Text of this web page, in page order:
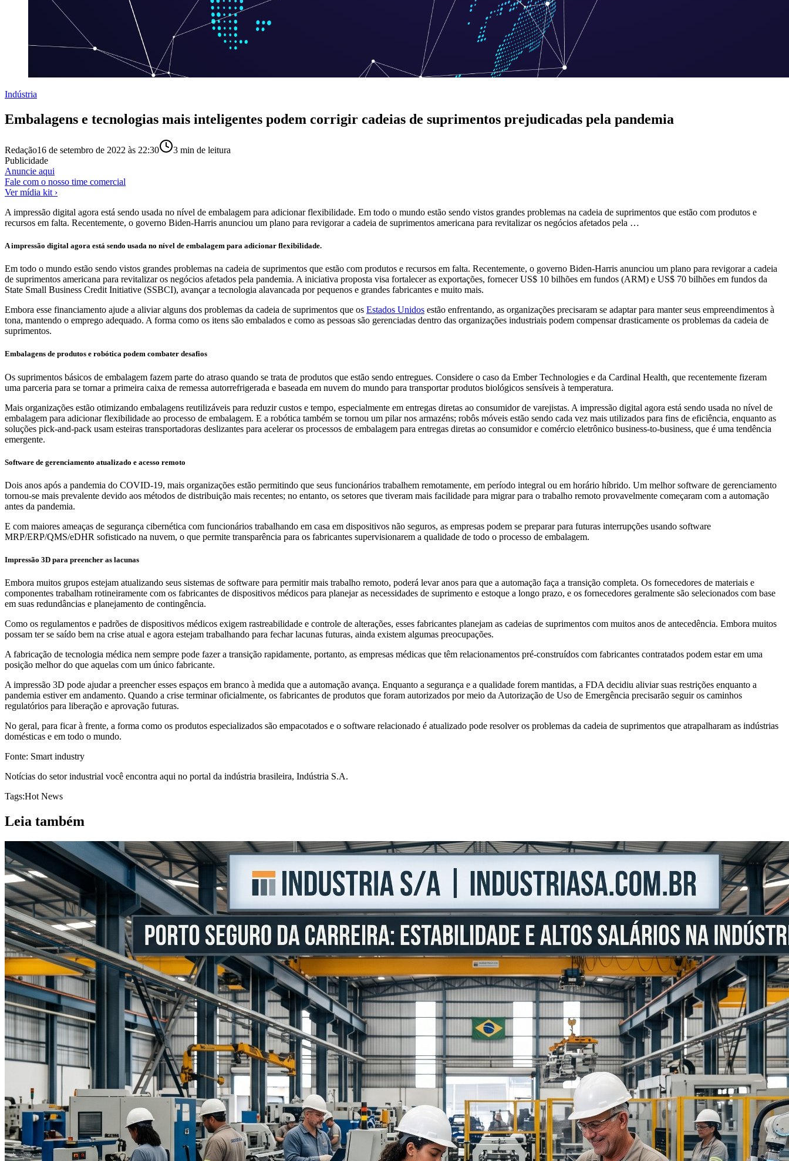
Indústria
Embalagens e tecnologias mais inteligentes podem corrigir cadeias de suprimentos prejudicadas pela pandemia
Redação16 de setembro de 2022 às 22:30 3 min de leitura
Publicidade
Anuncie aqui
Fale com o nosso time comercial
Ver mídia kit ›
A impressão digital agora está sendo usada no nível de embalagem para adicionar flexibilidade. Em todo o mundo estão sendo vistos grandes problemas na cadeia de suprimentos que estão com produtos e
recursos em falta. Recentemente, o governo Biden-Harris anunciou um plano para revigorar a cadeia de suprimentos americana para revitalizar os negócios afetados pela …
A impressão digital agora está sendo usada no nível de embalagem para adicionar flexibilidade.
Em todo o mundo estão sendo vistos grandes problemas na cadeia de suprimentos que estão com produtos e recursos em falta. Recentemente, o governo Biden-Harris anunciou um plano para revigorar a cadeia
de suprimentos americana para revitalizar os negócios afetados pela pandemia. A iniciativa proposta visa fortalecer as exportações, fornecer US$ 10 bilhões em fundos (ARM) e US$ 70 bilhões em fundos da
State Small Business Credit Initiative (SSBCI), avançar a tecnologia alavancada por pequenos e grandes fabricantes e muito mais.
Embora esse financiamento ajude a aliviar alguns dos problemas da cadeia de suprimentos que os Estados Unidos estão enfrentando, as organizações precisaram se adaptar para manter seus empreendimentos à
tona, mantendo o emprego adequado. A forma como os itens são embalados e como as pessoas são gerenciadas dentro das organizações industriais podem compensar drasticamente os problemas da cadeia de
suprimentos.
Embalagens de produtos e robótica podem combater desafios
Os suprimentos básicos de embalagem fazem parte do atraso quando se trata de produtos que estão sendo entregues. Considere o caso da Ember Technologies e da Cardinal Health, que recentemente fizeram
uma parceria para se tornar a primeira caixa de remessa autorrefrigerada e baseada em nuvem do mundo para transportar produtos biológicos sensíveis à temperatura.
Mais organizações estão otimizando embalagens reutilizáveis ​​para reduzir custos e tempo, especialmente em entregas diretas ao consumidor de varejistas. A impressão digital agora está sendo usada no nível de
embalagem para adicionar flexibilidade ao processo de embalagem. E a robótica também se tornou um pilar nos armazéns; robôs móveis estão sendo cada vez mais utilizados para fins de eficiência, enquanto as
soluções pick-and-pack usam esteiras transportadoras deslizantes para acelerar os processos de embalagem para entregas diretas ao consumidor e comércio eletrônico business-to-business, que é uma tendência
emergente.
Software de gerenciamento atualizado e acesso remoto
Dois anos após a pandemia do COVID-19, mais organizações estão permitindo que seus funcionários trabalhem remotamente, em período integral ou em horário híbrido. Um melhor software de gerenciamento
tornou-se mais prevalente devido aos métodos de distribuição mais recentes; no entanto, os setores que tiveram mais facilidade para migrar para o trabalho remoto provavelmente começaram com a automação
antes da pandemia.
E com maiores ameaças de segurança cibernética com funcionários trabalhando em casa em dispositivos não seguros, as empresas podem se preparar para futuras interrupções usando software
MRP/ERP/QMS/eDHR sofisticado na nuvem, o que permite transparência para os fabricantes supervisionarem a qualidade de todo o processo de embalagem.
Impressão 3D para preencher as lacunas
Embora muitos grupos estejam atualizando seus sistemas de software para permitir mais trabalho remoto, poderá levar anos para que a automação faça a transição completa. Os fornecedores de materiais e
componentes trabalham rotineiramente com os fabricantes de dispositivos médicos para planejar as necessidades de suprimento e estoque a longo prazo, e os fornecedores geralmente são selecionados com base
em suas redundâncias e planejamento de contingência.
Como os regulamentos e padrões de dispositivos médicos exigem rastreabilidade e controle de alterações, esses fabricantes planejam as cadeias de suprimentos com muitos anos de antecedência. Embora muitos
possam ter se saído bem na crise atual e agora estejam trabalhando para fechar lacunas futuras, ainda existem algumas preocupações.
A fabricação de tecnologia médica nem sempre pode fazer a transição rapidamente, portanto, as empresas médicas que têm relacionamentos pré-construídos com fabricantes contratados podem estar em uma
posição melhor do que aquelas com um único fabricante.
A impressão 3D pode ajudar a preencher esses espaços em branco à medida que a automação avança. Enquanto a segurança e a qualidade forem mantidas, a FDA decidiu aliviar suas restrições enquanto a
pandemia estiver em andamento. Quando a crise terminar oficialmente, os fabricantes de produtos que foram autorizados por meio da Autorização de Uso de Emergência precisarão seguir os caminhos
regulatórios para liberação e aprovação futuras.
No geral, para ficar à frente, a forma como os produtos especializados são empacotados e o software relacionado é atualizado pode resolver os problemas da cadeia de suprimentos que atrapalharam as indústrias
domésticas e em todo o mundo.
Fonte: Smart industry
Notícias do setor industrial você encontra aqui no portal da indústria brasileira, Indústria S.A.
Tags:Hot News
Leia também